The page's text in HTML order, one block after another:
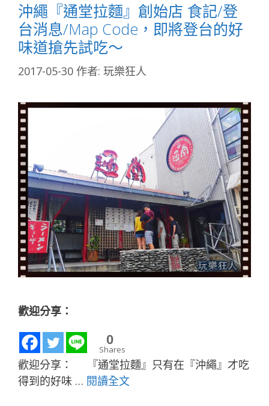
沖繩『通堂拉麵』創始店 食記/登
台消息/Map Code，即將登台的好
味道搶先試吃～
2017-05-30 作者: 玩樂狂人
歡迎分享：
0
Shares
歡迎分享： 『通堂拉麵』只有在『沖繩』才吃
得到的好味 … 閱讀全文